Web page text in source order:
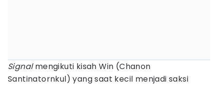
Signalmengikuti kisah Win (Chanon
Santinatornkul) yang saat kecil menjadi saksi